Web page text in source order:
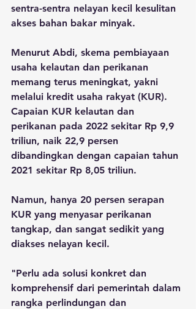
sentra-sentra nelayan kecil kesulitan
akses bahan bakar minyak.
Menurut Abdi, skema pembiayaan
usaha kelautan dan perikanan
memang terus meningkat, yakni
melalui kredit usaha rakyat (KUR).
Capaian KUR kelautan dan
perikanan pada 2022 sekitar Rp 9,9
triliun, naik 22,9 persen
dibandingkan dengan capaian tahun
2021 sekitar Rp 8,05 triliun.
Namun, hanya 20 persen serapan
KUR yang menyasar perikanan
tangkap, dan sangat sedikit yang
diakses nelayan kecil.
"Perlu ada solusi konkret dan
komprehensif dari pemerintah dalam
rangka perlindungan dan